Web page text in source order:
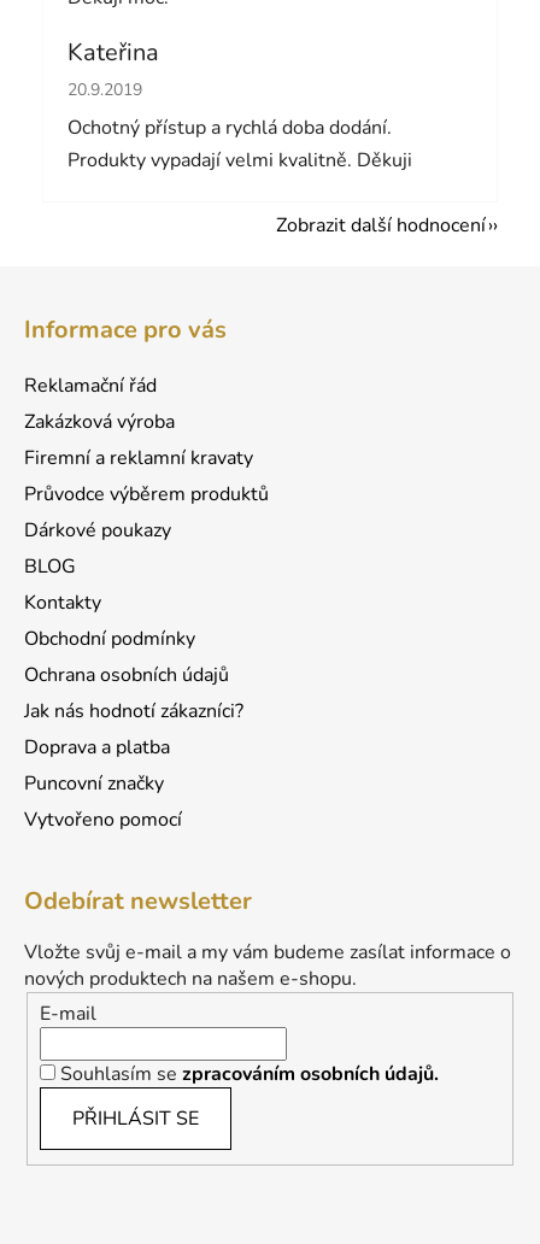
Kateřina
Hodnocení obchodu je 5 z 5 hvězdiček.
20.9.2019
Ochotný přístup a rychlá doba dodání.
Produkty vypadají velmi kvalitně. Děkuji
Zobrazit další hodnocení
Informace pro vás
Reklamační řád
Zakázková výroba
Firemní a reklamní kravaty
Průvodce výběrem produktů
Dárkové poukazy
BLOG
Kontakty
Obchodní podmínky
Ochrana osobních údajů
Jak nás hodnotí zákazníci?
Doprava a platba
Puncovní značky
Vytvořeno pomocí
Odebírat newsletter
Vložte svůj e-mail a my vám budeme zasílat informace o
nových produktech na našem e-shopu.
E-mail
Souhlasím se zpracováním osobních údajů.
PŘIHLÁSIT SE